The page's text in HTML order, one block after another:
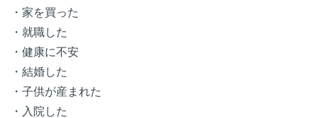
・家を買った
・就職した
・健康に不安
・結婚した
・子供が産まれた
・入院した